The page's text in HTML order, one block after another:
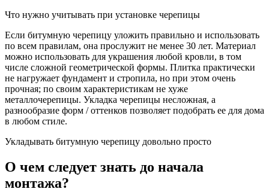
Что нужно учитывать при установке черепицы
Если битумную черепицу уложить правильно и использовать
по всем правилам, она прослужит не менее 30 лет. Материал
можно использовать для украшения любой кровли, в том
числе сложной геометрической формы. Плитка практически
не нагружает фундамент и стропила, но при этом очень
прочная; по своим характеристикам не хуже
металлочерепицы. Укладка черепицы несложная, а
разнообразие форм / оттенков позволяет подобрать ее для дома
в любом стиле.
Укладывать битумную черепицу довольно просто
О чем следует знать до начала
монтажа?